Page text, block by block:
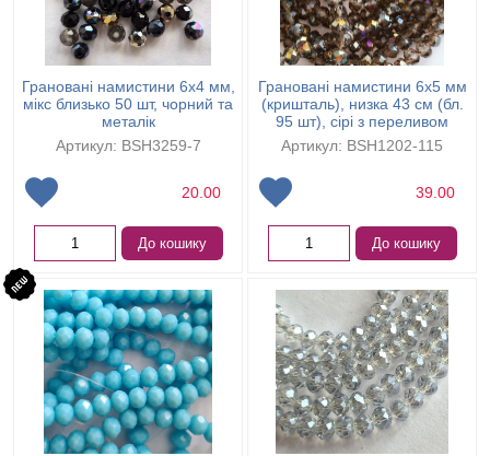
Грановані намистини 6х4 мм,
мікс близько 50 шт, чорний та
металік
Артикул: BSH3259-7
20.00
До кошику
Грановані намистини 6х5 мм
(кришталь), низка 43 см (бл.
95 шт), сірі з переливом
Артикул: BSH1202-115
39.00
До кошику